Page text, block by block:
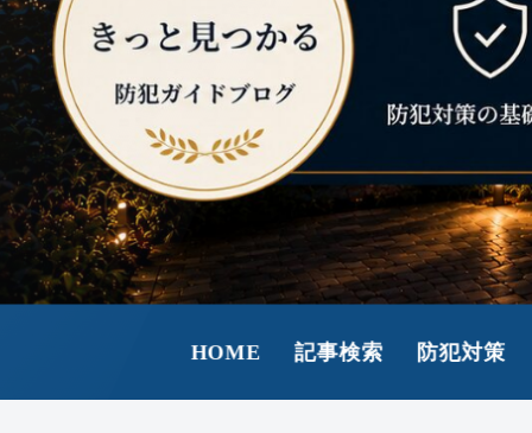
HOME 記事検索 防犯対策